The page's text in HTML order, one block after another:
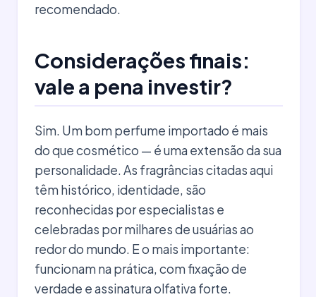
recomendado.
Considerações finais:
vale a pena investir?
Sim. Um bom perfume importado é mais
do que cosmético — é uma extensão da sua
personalidade. As fragrâncias citadas aqui
têm histórico, identidade, são
reconhecidas por especialistas e
celebradas por milhares de usuárias ao
redor do mundo. E o mais importante:
funcionam na prática, com fixação de
verdade e assinatura olfativa forte.